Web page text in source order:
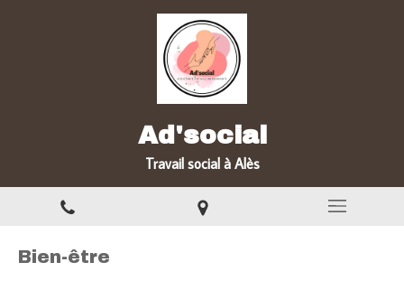
Ad'social
Travail social à Alès
Bien-être